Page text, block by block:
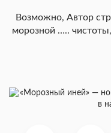
Возможно, Автор
морозной …..